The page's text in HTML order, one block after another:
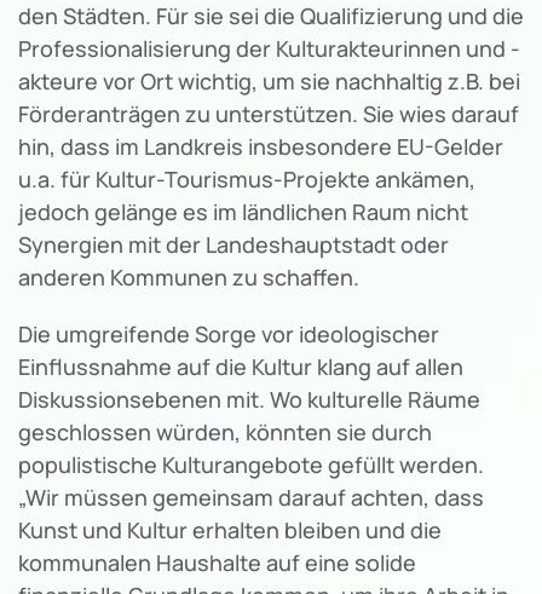
den Städten. Für sie sei die Qualifizierung und die
Professionalisierung der Kulturakteurinnen und -
akteure vor Ort wichtig, um sie nachhaltig z.B. bei
Förderanträgen zu unterstützen. Sie wies darauf
hin, dass im Landkreis insbesondere EU-Gelder
u.a. für Kultur-Tourismus-Projekte ankämen,
jedoch gelänge es im ländlichen Raum nicht
Synergien mit der Landeshauptstadt oder
anderen Kommunen zu schaffen.
Die umgreifende Sorge vor ideologischer
Einflussnahme auf die Kultur klang auf allen
Diskussionsebenen mit. Wo kulturelle Räume
geschlossen würden, könnten sie durch
populistische Kulturangebote gefüllt werden.
„Wir müssen gemeinsam darauf achten, dass
Kunst und Kultur erhalten bleiben und die
kommunalen Haushalte auf eine solide